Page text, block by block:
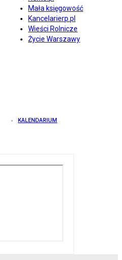
Mała księgowość
Kancelarierp.pl
Wieści Rolnicze
Życie Warszawy
KALENDARIUM